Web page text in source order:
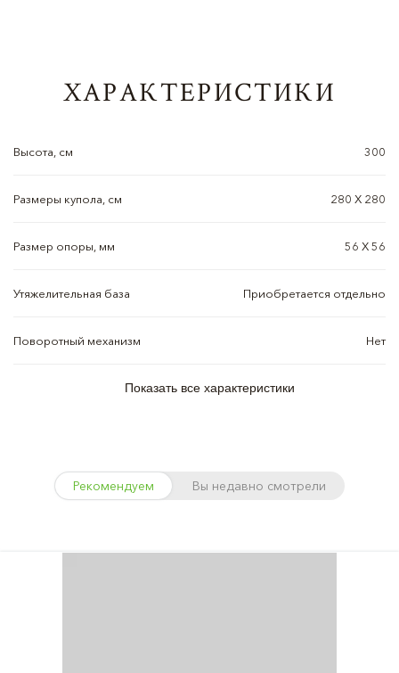
ХАРАКТЕРИСТИКИ
Высота, см 300
Размеры купола, см 280 X 280
Размер опоры, мм 56 X 56
Утяжелительная база Приобретается отдельно
Поворотный механизм Нет
Показать все характеристики
Рекомендуем Вы недавно смотрели